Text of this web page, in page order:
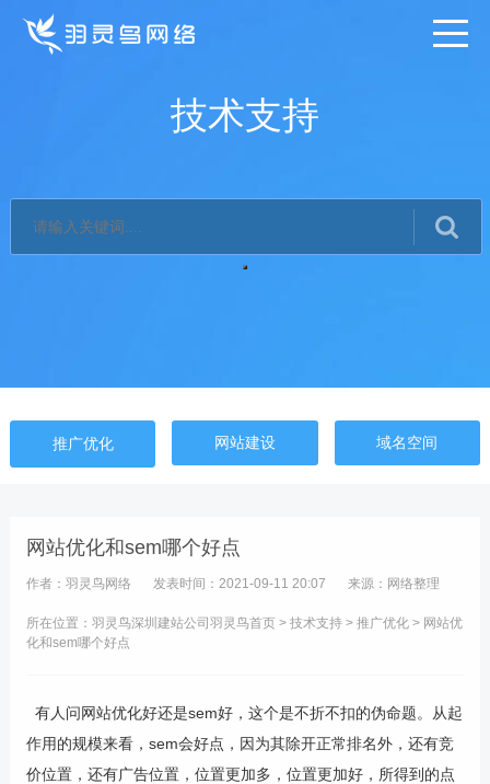
技术支持
推广优化 网站建设 域名空间
网站优化和sem哪个好点
作者：羽灵鸟网络 发表时间：2021-09-11 20:07 来源：网络整理
所在位置：羽灵鸟深圳建站公司 羽灵鸟首页> 技术支持> 推广优化> 网站优
化和sem哪个好点
有人问网站优化好还是sem好，这个是不折不扣的伪命题。从起
作用的规模来看，sem会好点，因为其除开正常排名外，还有竞
价位置，还有广告位置，位置更加多，位置更加好，所得到的点